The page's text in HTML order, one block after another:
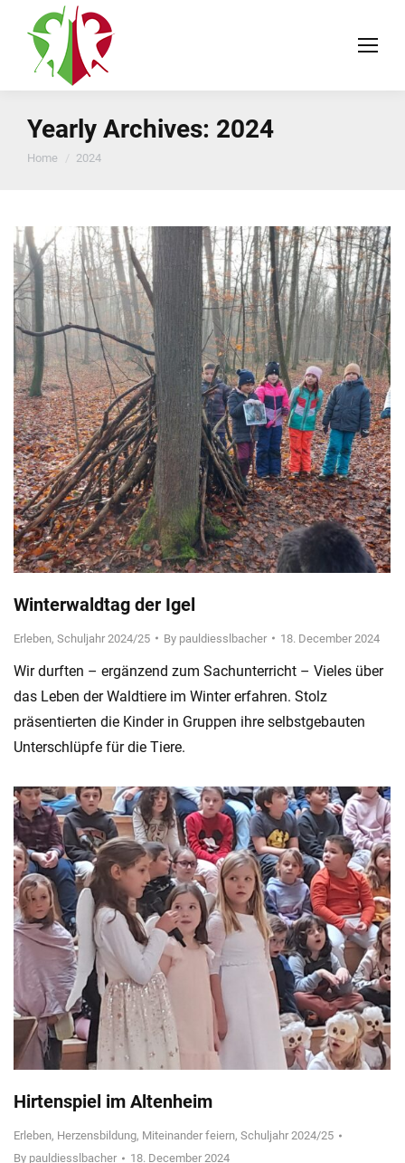
Yearly Archives: 2024
You are here:
Home 2024
Winterwaldtag der Igel
Erleben, Schuljahr 2024/25 By pauldiesslbacher 18. December 2024
Wir durften – ergänzend zum Sachunterricht – Vieles über
das Leben der Waldtiere im Winter erfahren. Stolz
präsentierten die Kinder in Gruppen ihre selbstgebauten
Unterschlüpfe für die Tiere.
Hirtenspiel im Altenheim
Erleben, Herzensbildung, Miteinander feiern, Schuljahr 2024/25
By pauldiesslbacher 18. December 2024